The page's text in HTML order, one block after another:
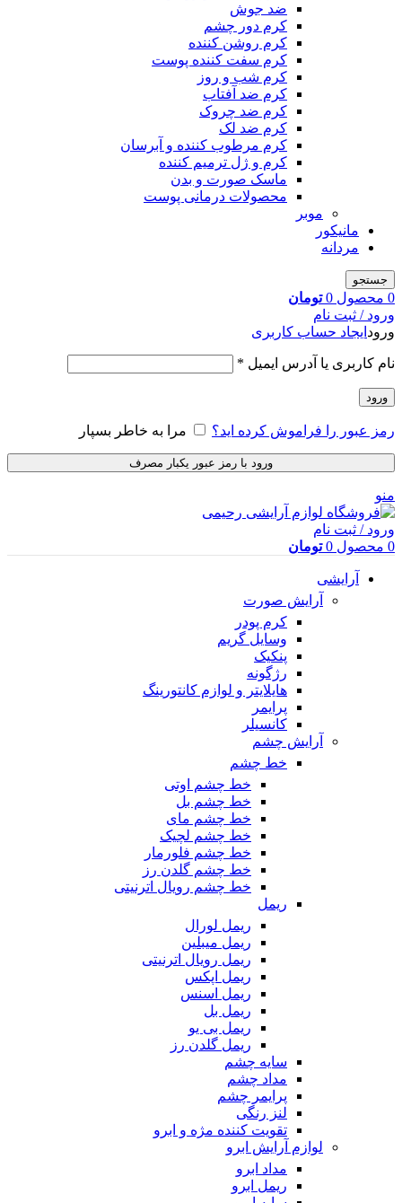
ضد جوش
کرم دور چشم
کرم روشن کننده
کرم سفت کننده پوست
کرم شب و روز
کرم ضد آفتاب
کرم ضد چروک
کرم ضد لک
کرم مرطوب کننده و آبرسان
کرم و ژل ترمیم کننده
ماسک صورت و بدن
محصولات درمانی پوست
موبر
مانیکور
مردانه
جستجو
0 محصول 0 تومان
ورود / ثبت نام
ورود ایجاد حساب کاربری
نام کاربری یا آدرس ایمیل *
ورود
رمز عبور را فراموش کرده اید؟ مرا به خاطر بسپار
ورود با رمز عبور یکبار مصرف
منو
ورود / ثبت نام
0 محصول 0 تومان
آرایشی
آرایش صورت
کرم پودر
وسایل گریم
پنکیک
رژگونه
هایلایتر و لوازم کانتورینگ
پرایمر
کانسیلر
آرایش چشم
خط چشم
خط چشم اوتی
خط چشم بل
خط چشم مای
خط چشم لچیک
خط چشم فلورمار
خط چشم گلدن رز
خط چشم رویال اترنیتی
ریمل
ریمل لورال
ریمل میبلین
ریمل رویال اترنیتی
ریمل اپکس
ریمل اسنس
ریمل بل
ریمل بی یو
ریمل گلدن رز
سایه چشم
مداد چشم
پرایمر چشم
لنز رنگی
تقویت کننده مژه و ابرو
لوازم آرایش ابرو
مداد ابرو
ریمل ابرو